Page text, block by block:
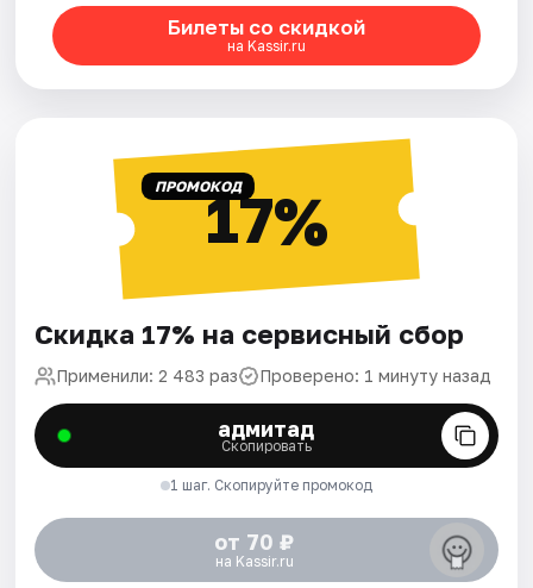
Билеты со скидкой
на Kassir.ru
ПРОМОКОД17%
Скидка 17% на сервисный сбор
Применили: 2 483 раз Проверено: 1 минуту назад
адмитад
Скопировать
1 шаг. Скопируйте промокод
от 70 ₽
на Kassir.ru